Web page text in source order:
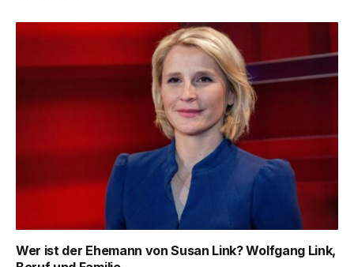
Wer ist der Ehemann von Susan Link? Wolfgang Link,